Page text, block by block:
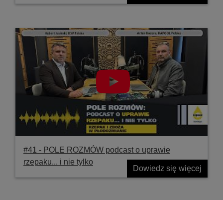
#41 ‐ POLE ROZMÓW podcast o uprawie
rzepaku... i nie tylko
Dowiedz się więcej